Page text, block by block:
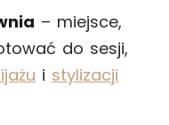
– miejsce,
do sesji,
i stylizacji